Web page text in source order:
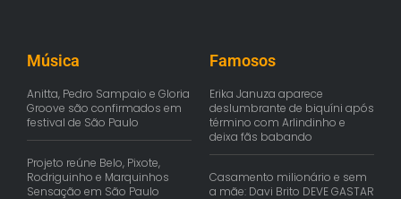
Música
Anitta, Pedro Sampaio e Gloria
Groove são confirmados em
festival de São Paulo
Projeto reúne Belo, Pixote,
Rodriguinho e Marquinhos
Sensação em São Paulo
Famosos
Erika Januza aparece
deslumbrante de biquíni após
término com Arlindinho e
deixa fãs babando
Casamento milionário e sem
a mãe: Davi Brito DEVE GASTAR